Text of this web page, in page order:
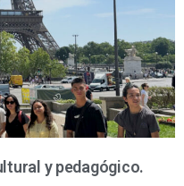
y pedagógico.